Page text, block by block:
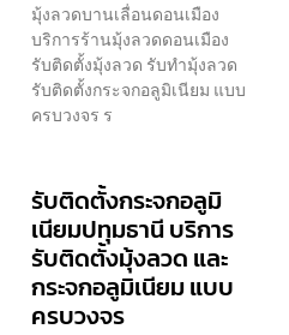
มุ้งลวดบานเลื่อนดอนเมือง
บริการร้านมุ้งลวดดอนเมือง
รับติดตั้งมุ้งลวด รับทำมุ้งลวด
รับติดตั้งกระจกอลูมิเนียม แบบ
ครบวงจร ร
รับติดตั้งกระจกอลูมิ
เนียมปทุมธานี บริการ
รับติดตั้งมุ้งลวด และ
กระจกอลูมิเนียม แบบ
ครบวงจร